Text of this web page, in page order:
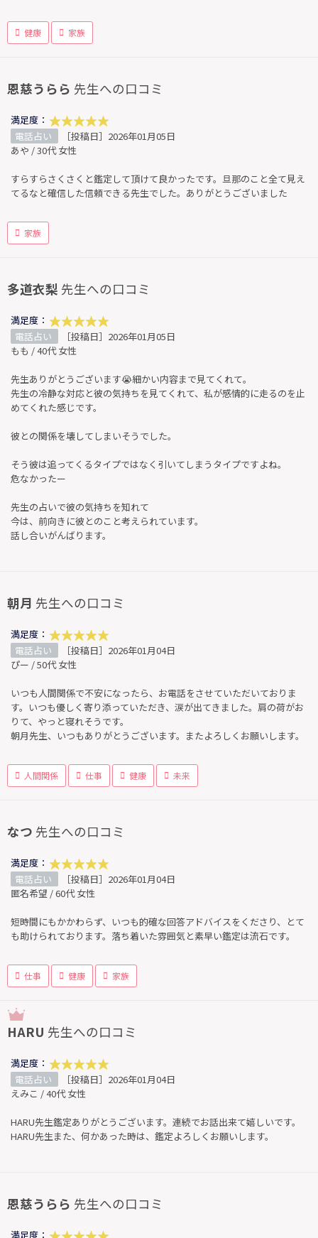
健康 家族
恩慈うらら 先生への口コミ
満足度：
電話占い
［投稿日］2026年01月05日
あや / 30代 女性
すらすらさくさくと鑑定して頂けて良かったです。旦那のこと全て見え
てるなと確信した信頼できる先生でした。ありがとうございました
家族
多道衣梨 先生への口コミ
満足度：
電話占い
［投稿日］2026年01月05日
もも / 40代 女性
先生ありがとうございます😭細かい内容まで見てくれて。
先生の冷静な対応と彼の気持ちを見てくれて、私が感情的に走るのを止
めてくれた感じです。
彼との関係を壊してしまいそうでした。
そう彼は追ってくるタイプではなく引いてしまうタイプですよね。
危なかったー
先生の占いで彼の気持ちを知れて
今は、前向きに彼とのこと考えられています。
話し合いがんばります。
朝月 先生への口コミ
満足度：
電話占い
［投稿日］2026年01月04日
ぴー / 50代 女性
いつも人間関係で不安になったら、お電話をさせていただいておりま
す。いつも優しく寄り添っていただき、涙が出てきました。肩の荷がお
りて、やっと寝れそうです。
朝月先生、いつもありがとうございます。またよろしくお願いします。
人間関係 仕事 健康 未来
なつ 先生への口コミ
満足度：
電話占い
［投稿日］2026年01月04日
匿名希望 / 60代 女性
短時間にもかかわらず、いつも的確な回答アドバイスをくださり、とて
も助けられております。落ち着いた雰囲気と素早い鑑定は流石です。
仕事 健康 家族
HARU 先生への口コミ
満足度：
電話占い
［投稿日］2026年01月04日
えみこ / 40代 女性
HARU先生鑑定ありがとうございます。連続でお話出来て嬉しいです。
HARU先生また、何かあった時は、鑑定よろしくお願いします。
恩慈うらら 先生への口コミ
満足度：